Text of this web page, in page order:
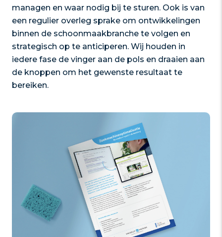
managen en waar nodig bij te sturen. Ook is van
een regulier overleg sprake om ontwikkelingen
binnen de schoonmaakbranche te volgen en
strategisch op te anticiperen. Wij houden in
iedere fase de vinger aan de pols en draaien aan
de knoppen om het gewenste resultaat te
bereiken.